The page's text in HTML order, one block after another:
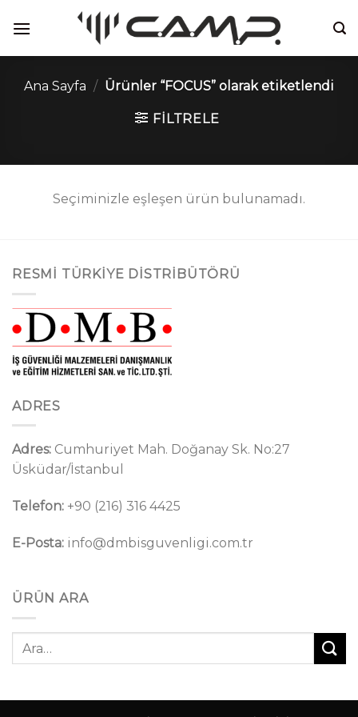
atla
Ana Sayfa / Ürünler “FOCUS” olarak etiketlendi
FILTRELE
Seçiminizle eşleşen ürün bulunamadı.
RESMI TÜRKIYE DISTRIBÜTÖRÜ
ADRES
Adres: Cumhuriyet Mah. Doğanay Sk. No:27
Üsküdar/İstanbul
Telefon: +90 (216) 316 4425
E-Posta: info@dmbisguvenligi.com.tr
ÜRÜN ARA
Ara: